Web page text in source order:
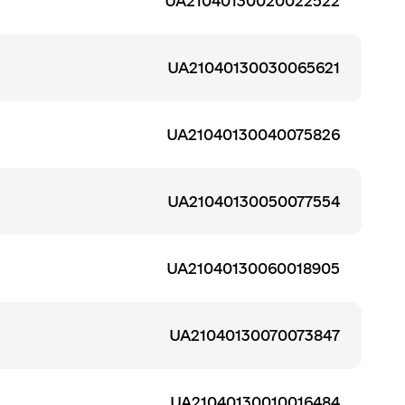
UA21040130030065621
UA21040130040075826
UA21040130050077554
UA21040130060018905
UA21040130070073847